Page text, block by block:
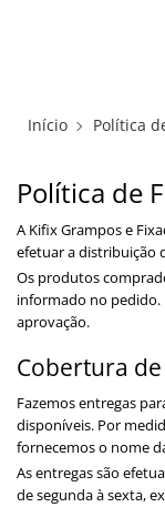
GRAMPOS C E
GRAMPOS
GRAMPOS DE
GRAMPOS
Início Política
Política de
A Kifix Grampos e
efetuar a distribuição
Os produtos
informado no pedido.
aprovação.
Cobertura
Fazemos entregas
disponíveis. Por
fornecemos o nome
As entregas são
de segunda à sexta,